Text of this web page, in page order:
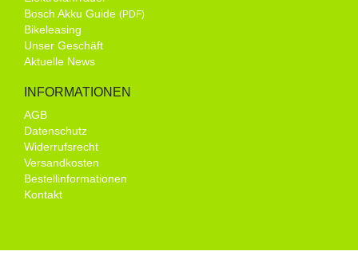
Bosch Akku Guide (PDF)
Bikeleasing
Unser Geschäft
Aktuelle News
INFORMATIONEN
AGB
Datenschutz
Widerrufsrecht
Versandkosten
Bestellinformationen
Kontakt